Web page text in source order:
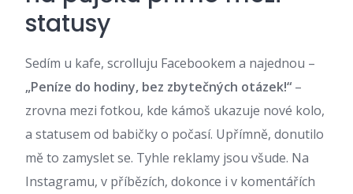
statusy
Sedím u kafe, scrolluju Facebookem a najednou –
„Peníze do hodiny, bez zbytečných otázek!“ –
zrovna mezi fotkou, kde kámoš ukazuje nové kolo,
a statusem od babičky o počasí. Upřímně, donutilo
mě to zamyslet se. Tyhle reklamy jsou všude. Na
Instagramu, v příbězích, dokonce i v komentářích